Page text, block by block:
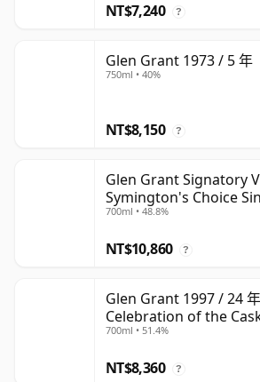
NT$7,240 ?
Glen Grant 1973 / 5 年
750ml • 40%
NT$8,150 ?
Glen Grant Signatory
Symington's Choice
30 年
700ml • 48.8%
NT$10,860 ?
Glen Grant 1997 / 24
Celebration of the
700ml • 51.4%
NT$8,360 ?